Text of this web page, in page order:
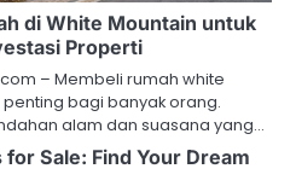
di White Mountain untuk
Properti
– Membeli rumah white
bagi banyak orang.
alam dan suasana yang…
Sale: Find Your Dream